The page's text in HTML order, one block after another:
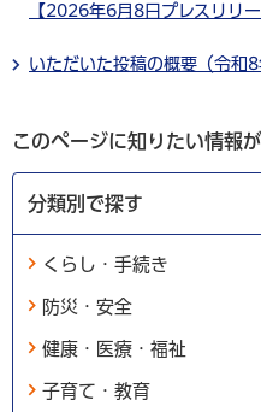
【2026年6月8日プレスリリー
いただいた投稿の概要（令和8
このページに知りたい情報
分類別で探す
くらし・手続き
防災・安全
健康・医療・福祉
子育て・教育